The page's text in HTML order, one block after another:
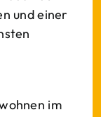
und einer
im